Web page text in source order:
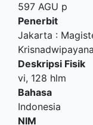
597 AGU p
Penerbit
Jakarta :
Krisnadwipayana
Deskripsi Fisik
vi, 128 hlm
Bahasa
Indonesia
NIM